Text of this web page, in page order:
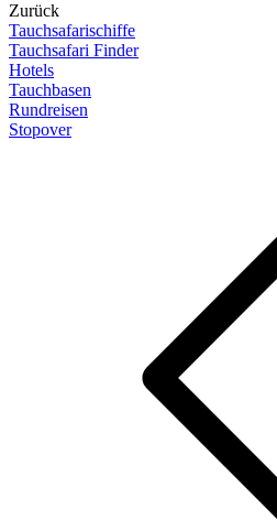
Zurück
Tauchsafarischiffe
Tauchsafari Finder
Hotels
Tauchbasen
Rundreisen
Stopover